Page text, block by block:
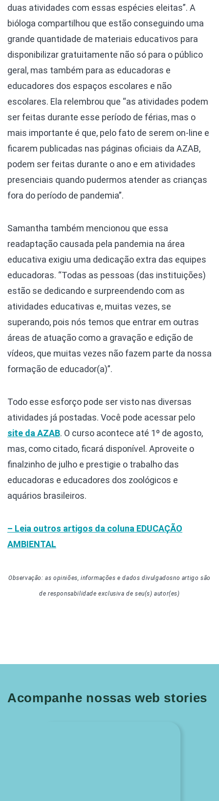
duas atividades com essas espécies eleitas”. A
bióloga compartilhou que estão conseguindo uma
grande quantidade de materiais educativos para
disponibilizar gratuitamente não só para o público
geral, mas também para as educadoras e
educadores dos espaços escolares e não
escolares. Ela relembrou que “as atividades podem
ser feitas durante esse período de férias, mas o
mais importante é que, pelo fato de serem on-line e
ficarem publicadas nas páginas oficiais da AZAB,
podem ser feitas durante o ano e em atividades
presenciais quando pudermos atender as crianças
fora do período de pandemia”.
Samantha também mencionou que essa
readaptação causada pela pandemia na área
educativa exigiu uma dedicação extra das equipes
educadoras. “Todas as pessoas (das instituições)
estão se dedicando e surpreendendo com as
atividades educativas e, muitas vezes, se
superando, pois nós temos que entrar em outras
áreas de atuação como a gravação e edição de
vídeos, que muitas vezes não fazem parte da nossa
formação de educador(a)”.
Todo esse esforço pode ser visto nas diversas
atividades já postadas. Você pode acessar pelo
site da AZAB. O curso acontece até 1º de agosto,
mas, como citado, ficará disponível. Aproveite o
finalzinho de julho e prestigie o trabalho das
educadoras e educadores dos zoológicos e
aquários brasileiros.
– Leia outros artigos da coluna EDUCAÇÃO
AMBIENTAL
Observação: as opiniões, informações e dados divulgadosno artigosão
de responsabilidade exclusiva de seu(s) autor(es)
Acompanhe nossas web stories